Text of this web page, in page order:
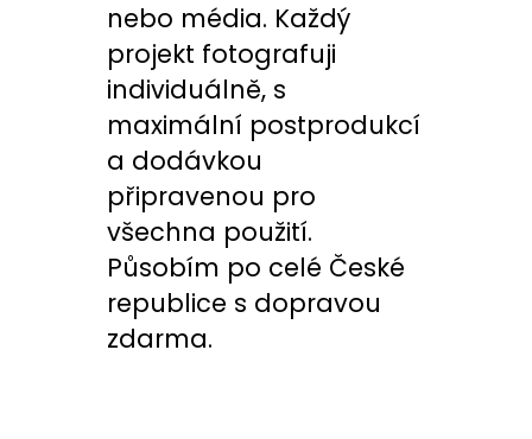
nebo média. Každý
projekt fotografuji
individuálně, s
maximální postprodukcí
a dodávkou
připravenou pro
všechna použití.
Působím po celé České
republice s dopravou
zdarma.